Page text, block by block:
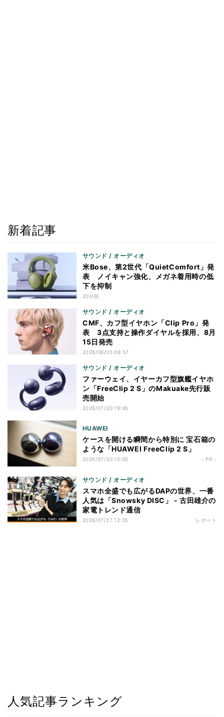
新着記事
サウンド / オーディオ
米Bose、第2世代「QuietComfort」発
表 ノイキャン強化、メガネ着用時の低
下を抑制
20分前
サウンド / オーディオ
CMF、カフ型イヤホン「Clip Pro」発
表 3点支持と操作ダイヤルを採用、8月
15日発売
2026/08/05 06:57
サウンド / オーディオ
ファーウェイ、イヤーカフ型旗艦イヤホ
ン「FreeClip 2 S」のMakuake先行販
売開始
2026/07/30 19:45
HUAWEI
ケースを開ける瞬間から特別に 宝石箱の
ような「HUAWEI FreeClip 2 S」
2026/07/30 10:00 - PR -
サウンド / オーディオ
スマホ全盛でも広がるDAPの世界、一番
人気は「Snowsky DISC」 - 古田雄介の
家電トレンド通信
2026/07/27 12:05 レポート
人気記事ランキング